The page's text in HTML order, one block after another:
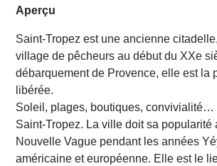
Aperçu
Saint-Tropez est une ancienne
village de pêcheurs au début du XXe
débarquement de Provence, elle est la
libérée.
Soleil, plages, boutiques, convivialité…
Saint-Tropez. La ville doit sa popularité
Nouvelle Vague pendant les années
américaine et européenne. Elle est le